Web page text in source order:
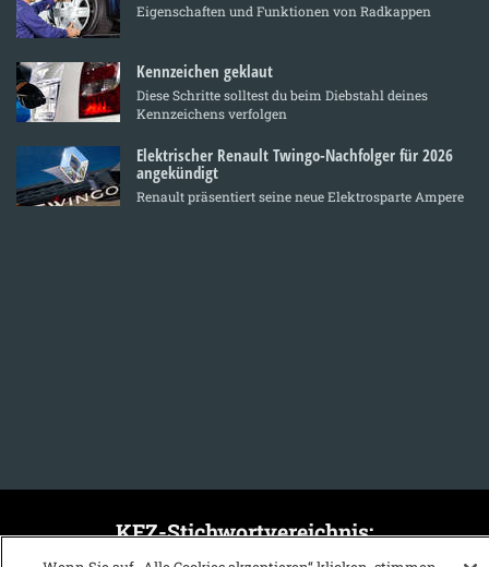
Eigenschaften und Funktionen von Radkappen
Kennzeichen geklaut
Diese Schritte solltest du beim Diebstahl deines
Kennzeichens verfolgen
Elektrischer Renault Twingo-Nachfolger für 2026
angekündigt
Renault präsentiert seine neue Elektrosparte Ampere
KFZ-Stichwortvereichnis: